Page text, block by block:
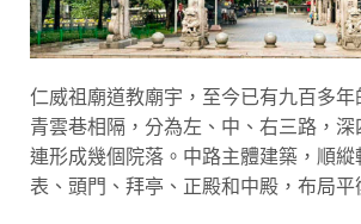
仁威祖廟道教廟宇，至今已有九百多
青雲巷相隔，分為左、中、右三路，深
連形成幾個院落。中路主體建築，順
表、頭門、拜亭、正殿和中殿，布局平